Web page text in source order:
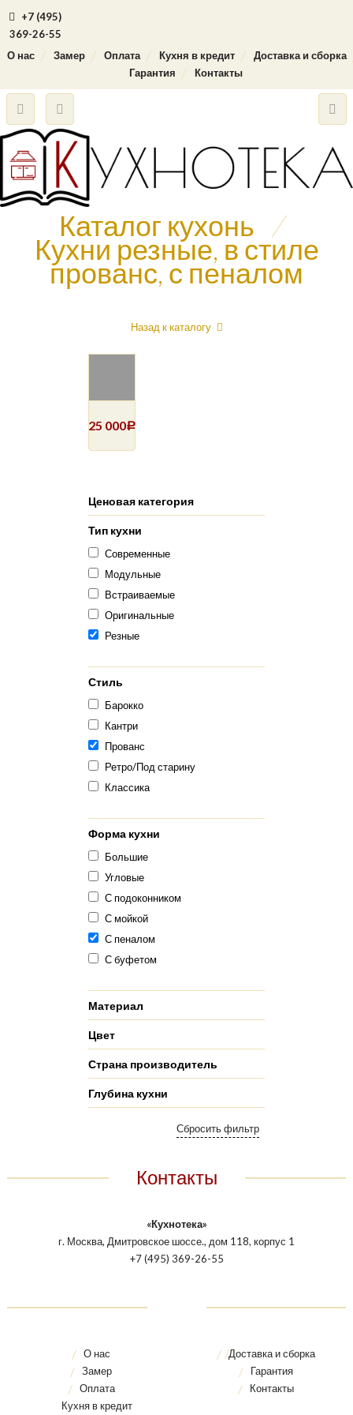
+7 (495)
369-26-55
О нас
Замер Оплата Кухня в кредит
Доставка и сборка
Гарантия
Контакты
Каталог кухонь /
Кухни резные, в стиле
прованс, с пеналом
Назад к каталогу
25 000Р
Ценовая категория
Тип кухни
Современные
Модульные
Встраиваемые
Оригинальные
Резные
Стиль
Барокко
Кантри
Прованс
Ретро/Под старину
Классика
Форма кухни
Большие
Угловые
С подоконником
С мойкой
С пеналом
С буфетом
Материал
Цвет
Страна производитель
Глубина кухни
Контакты
«Кухнотека»
г. Москва, Дмитровское шоссе., дом 118, корпус 1
+7 (495) 369-26-55
О нас
Замер
Оплата
Кухня в кредит
Доставка и сборка
Гарантия
Контакты